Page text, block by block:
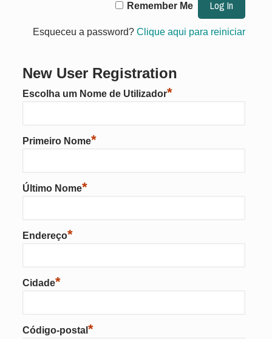
Remember Me
Esqueceu a password? Clique aqui para reiniciar
New User Registration
Escolha um Nome de Utilizador*
Primeiro Nome*
Último Nome*
Endereço*
Cidade*
Código-postal *